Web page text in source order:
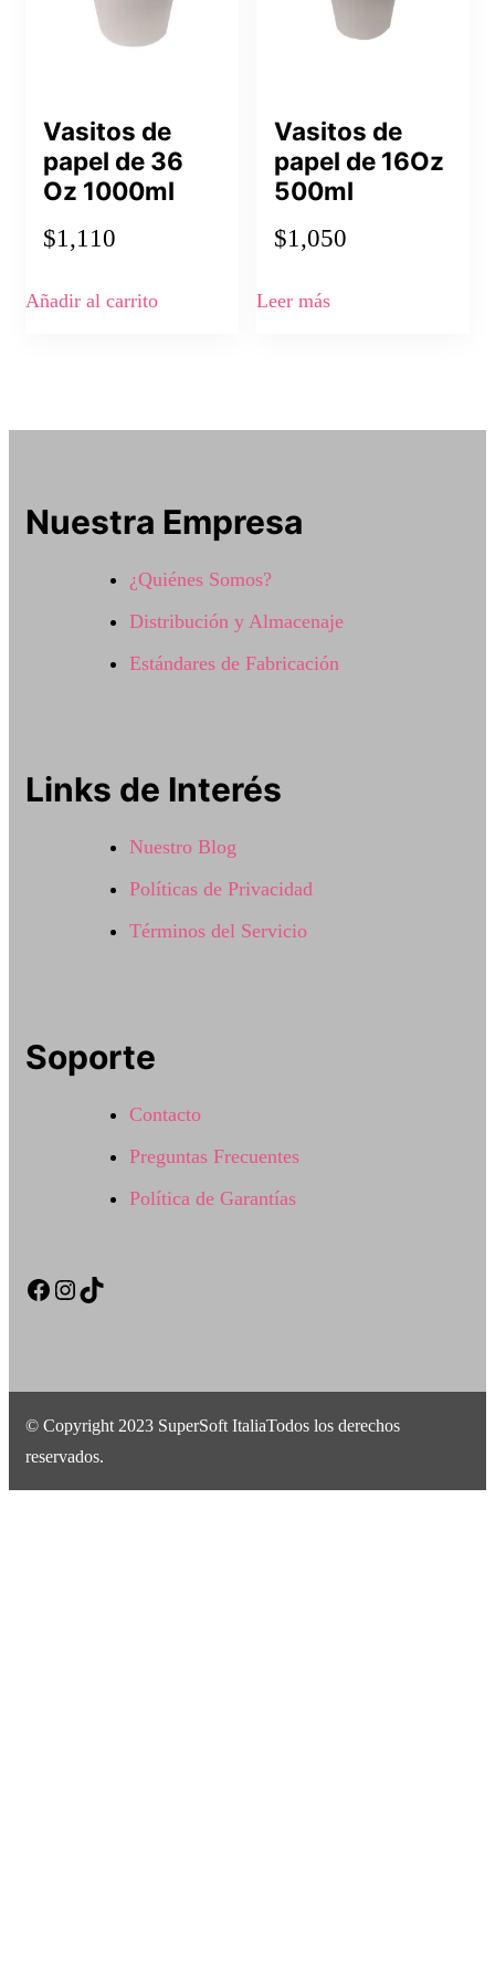
Vasitos de
papel de 36
Oz 1000ml
$1,110
Añadir al carrito
Vasitos de
papel de 16Oz
500ml
$1,050
Leer más
Nuestra Empresa
¿Quiénes Somos?
Distribución y Almacenaje
Estándares de Fabricación
Links de Interés
Nuestro Blog
Políticas de Privacidad
Términos del Servicio
Soporte
Contacto
Preguntas Frecuentes
Política de Garantías
Facebook
Instagram
TikTok
© Copyright 2023 SuperSoft ItaliaTodos los derechos
reservados.